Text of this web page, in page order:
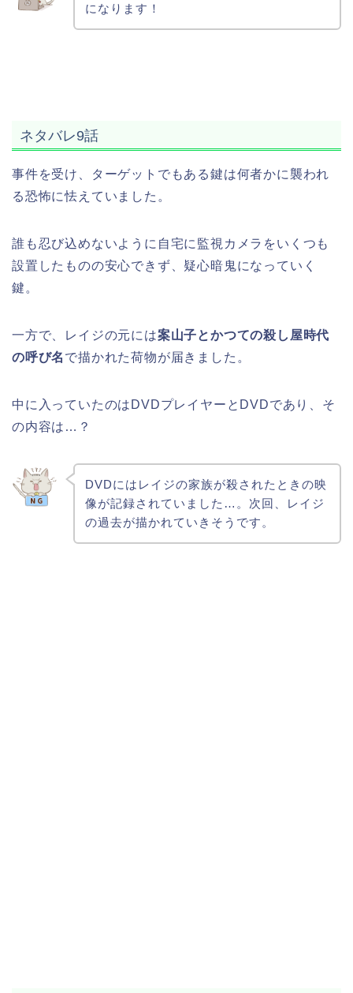
になります！
ネタバレ9話
事件を受け、ターゲットでもある鍵は何者かに襲われ
る恐怖に怯えていました。
誰も忍び込めないように自宅に監視カメラをいくつも
設置したものの安心できず、疑心暗鬼になっていく
鍵。
一方で、レイジの元には案山子とかつての殺し屋時代
の呼び名 で描かれた荷物が届きました。
中に入っていたのはDVDプレイヤーとDVDであり、そ
の内容は…？
DVDにはレイジの家族が殺されたときの映
像が記録されていました…。次回、レイジ
の過去が描かれていきそうです。